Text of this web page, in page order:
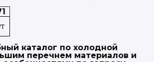
каталог по холодной
перечнем материалов и